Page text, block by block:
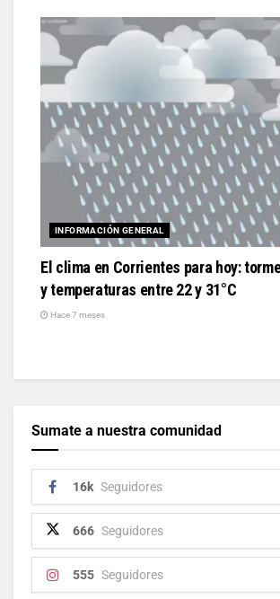
INFORMACIÓN GENERAL
El clima en Corrientes para hoy:
y temperaturas entre 22 y 31°C
Hace 7 meses
Sumate a nuestra comunidad
16k Seguidores
666 Seguidores
555 Seguidores